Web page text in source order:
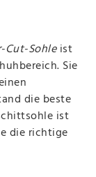
Cut-Sohleist
Sie
die beste
ist
die richtige